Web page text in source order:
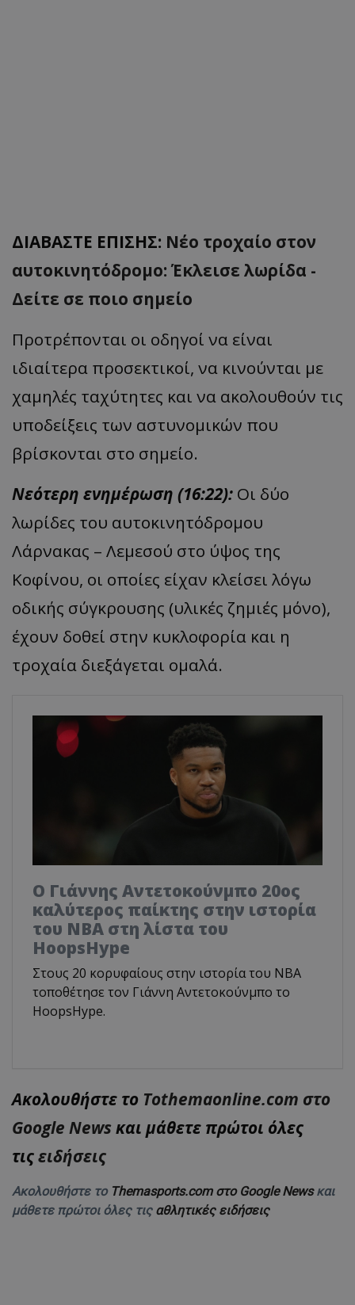
ΔΙΑΒΑΣΤΕ ΕΠΙΣΗΣ: Νέο τροχαίο στον
αυτοκινητόδρομο: Έκλεισε λωρίδα -
Δείτε σε ποιο σημείο
Προτρέπονται οι οδηγοί να είναι
ιδιαίτερα προσεκτικοί, να κινούνται με
χαμηλές ταχύτητες και να ακολουθούν τις
υποδείξεις των αστυνομικών που
βρίσκονται στο σημείο.
Νεότερη ενημέρωση (16:22): Οι δύο
λωρίδες του αυτοκινητόδρομου
Λάρνακας – Λεμεσού στο ύψος της
Κοφίνου, οι οποίες είχαν κλείσει λόγω
οδικής σύγκρουσης (υλικές ζημιές μόνο),
έχουν δοθεί στην κυκλοφορία και η
τροχαία διεξάγεται ομαλά.
Ο Γιάννης Αντετοκούνμπο 20ος
καλύτερος παίκτης στην ιστορία
του NBA στη λίστα του
HoopsHype
Στους 20 κορυφαίους στην ιστορία του NBA
τοποθέτησε τον Γιάννη Αντετοκούνμπο το
HoopsHype.
Ακολουθήστε το Tothemaonline.com στο
Google Newsκαι μάθετε πρώτοι όλες
τιςειδήσεις
Ακολουθήστε το Themasports.com στο Google Newsκαι
μάθετε πρώτοι όλες τις αθλητικές ειδήσεις